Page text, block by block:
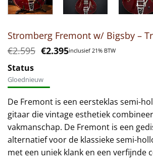
Stromberg Fremont w/ Bigsby –
€2.595 Oorspronkelijke
€2.595.
€2.395Huidige
inclusief 21% BTW
Status
Gloednieuw
De Fremont is een eersteklas semi-
gitaar die vintage esthetiek
vakmanschap. De Fremont is een
alternatief voor de klassieke semi-
met een uniek klank en een verfijnde